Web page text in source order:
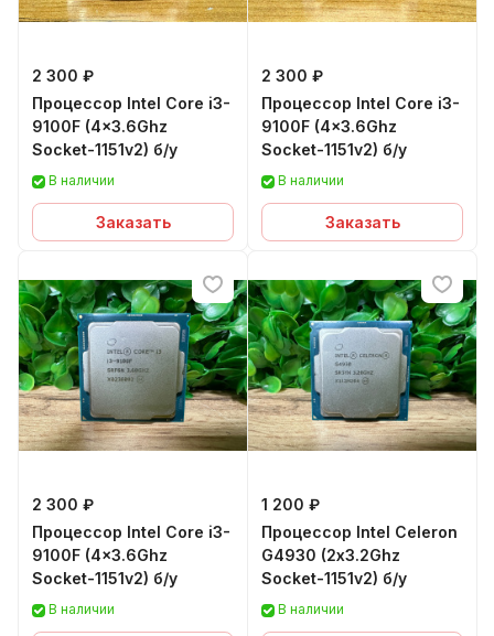
2 300 ₽
Процессор Intel Core i3-
9100F (4x3.6Ghz
Socket-1151v2) б/у
В наличии
Заказать
2 300 ₽
Процессор Intel Core i3-
9100F (4x3.6Ghz
Socket-1151v2) б/у
В наличии
Заказать
2 300 ₽
Процессор Intel Core i3-
9100F (4x3.6Ghz
Socket-1151v2) б/у
В наличии
1 200 ₽
Процессор Intel Celeron
G4930 (2х3.2Ghz
Socket-1151v2) б/у
В наличии